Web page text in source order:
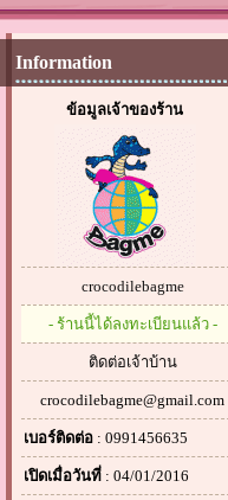
Information
ข้อมูลเจ้าของร้าน
crocodilebagme
- ร้านนี้ได้ลงทะเบียนแล้ว -
ติดต่อเจ้าบ้าน
crocodilebagme@gmail.com
เบอร์ติดต่อ : 0991456635
เปิดเมื่อวันที่ : 04/01/2016